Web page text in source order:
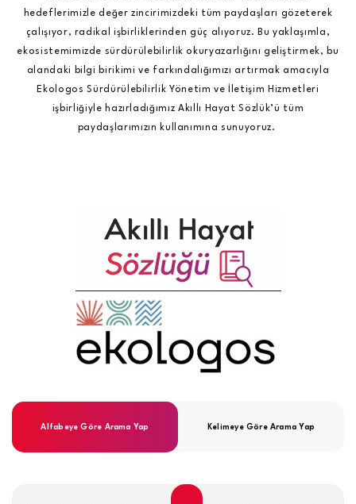
hedeflerimizle değer zincirimizdeki tüm paydaşları gözeterek
çalışıyor, radikal işbirliklerinden güç alıyoruz. Bu yaklaşımla,
ekosistemimizde sürdürülebilirlik okuryazarlığını geliştirmek, bu
alandaki bilgi birikimi ve farkındalığımızı artırmak amacıyla
Ekologos Sürdürülebilirlik Yönetim ve İletişim Hizmetleri
işbirliğiyle hazırladığımız Akıllı Hayat Sözlük’ü tüm
paydaşlarımızın kullanımına sunuyoruz.
Alfabeye Göre Arama Yap Kelimeye Göre Arama Yap